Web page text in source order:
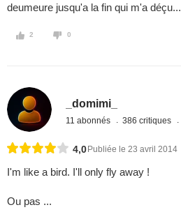
deumeure jusqu'a la fin qui m'a déçu...
2 0
_domimi_
11 abonnés 386 critiques
4,0 Publiée le 23 avril 2014
I'm like a bird. I'll only fly away !
Ou pas ...